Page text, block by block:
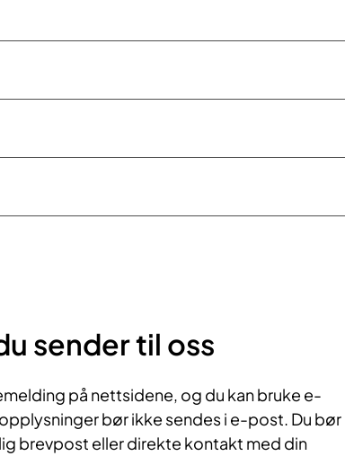
sender til oss
på nettsidene, og du kan bruke e-
bør ikke sendes i e-post. Du bør
brevpost eller direkte kontakt med din